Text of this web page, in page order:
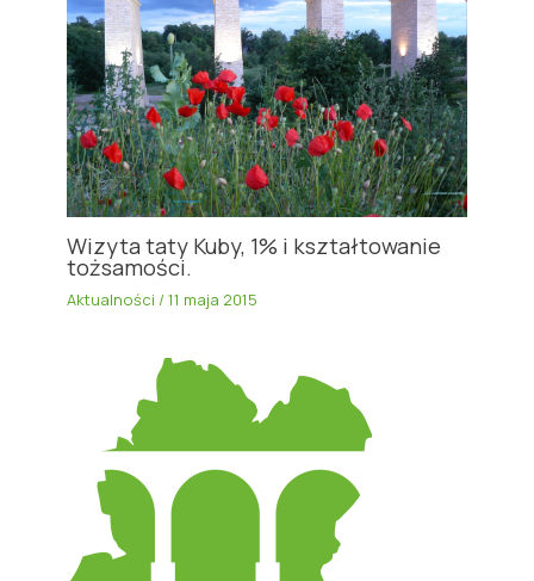
Wizyta taty Kuby, 1% i kształtowanie
tożsamości.
Aktualności /11 maja 2015